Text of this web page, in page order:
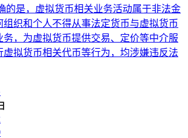
的是，虚拟货币相关业务活动属于非法金
组织和个人不得从事法定货币与虚拟货币
务，为虚拟货币提供交易、定价等中介服
虚拟货币相关代币等行为，均涉嫌违反法